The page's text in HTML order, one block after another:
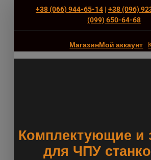
+38 (066) 944-65-14| +38 (096)
(‎099) 650-64-68
МагазинМой аккаунт
Комплектующие и
для ЧПУ